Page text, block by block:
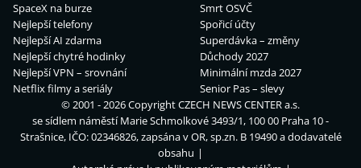
SpaceX na burze
Nejlepší telefony
Nejlepší AI zdarma
Nejlepší chytré hodinky
Nejlepší VPN – srovnání
Netflix filmy a seriály
Smrt OSVČ
Spořicí účty
Superdávka – změny
Důchody 2027
Minimální mzda 2027
Senior Pas – slevy
© 2001 - 2026 CopyrightCZECH NEWS CENTER a.s.
se sídlem náměstí Marie Schmolkové 3493/1, 100 00 Praha 10 -
Strašnice, IČO: 02346826, zapsána v OR, sp.zn. B 19490 a dodavatelé
obsahu